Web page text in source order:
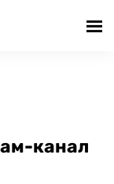
канал